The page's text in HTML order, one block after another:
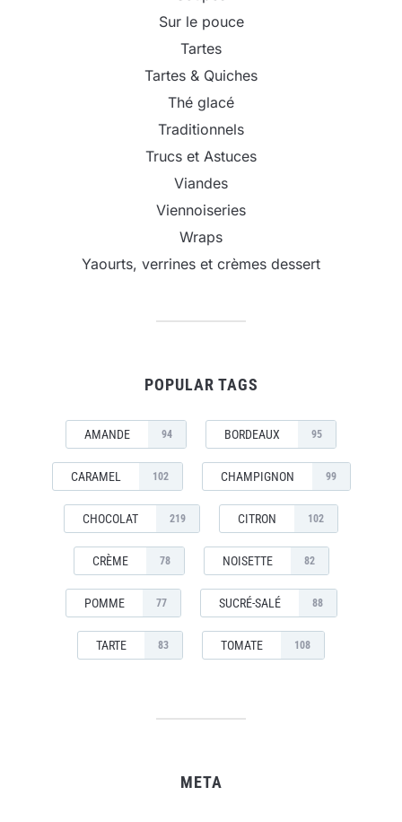
Sur le pouce
Tartes
Tartes & Quiches
Thé glacé
Traditionnels
Trucs et Astuces
Viandes
Viennoiseries
Wraps
Yaourts, verrines et crèmes dessert
POPULAR TAGS
AMANDE 94 BORDEAUX 95
CARAMEL 102 CHAMPIGNON 99
CHOCOLAT 219 CITRON 102
CRÈME 78 NOISETTE 82
POMME 77 SUCRÉ-SALÉ 88
TARTE 83 TOMATE 108
META